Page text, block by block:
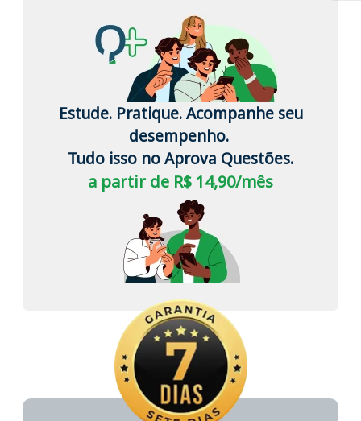
Estude. Pratique. Acompanhe seu
desempenho.
Tudo isso no Aprova Questões.
a partir de R$ 14,90/mês